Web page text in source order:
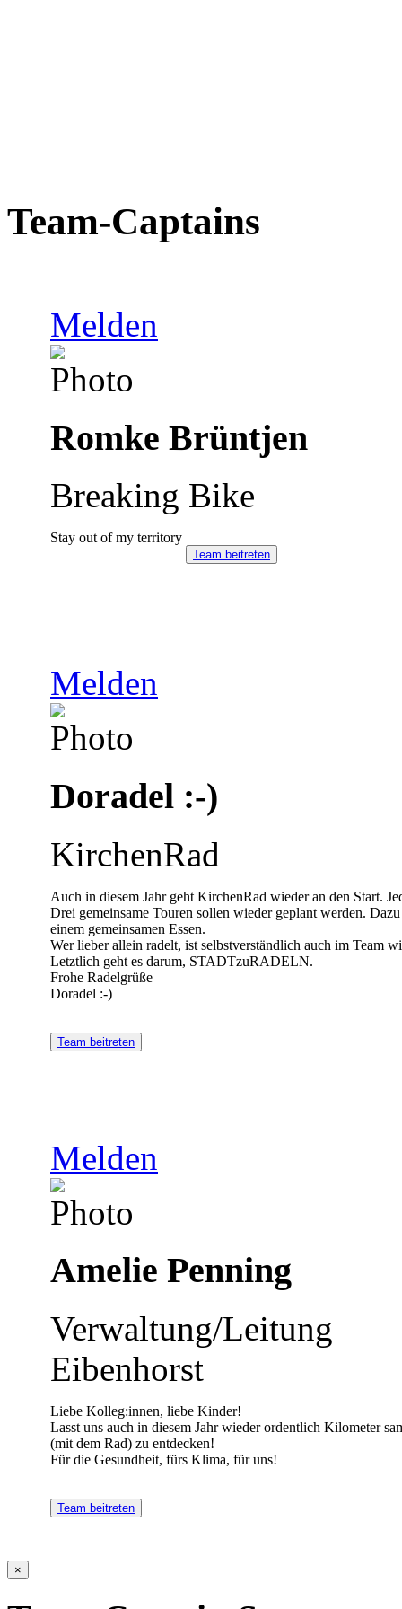
Team-Captains
Melden
Romke Brüntjen
Breaking Bike
Stay out of my territory
Team beitreten
Melden
Doradel :-)
KirchenRad
Auch in diesem Jahr geht KirchenRad wieder an den Start.
Drei gemeinsame Touren sollen wieder geplant werden.
einem gemeinsamen Essen.
Wer lieber allein radelt, ist selbstverständlich auch im Team
Letztlich geht es darum, STADTzuRADELN.
Frohe Radelgrüße
Doradel :-)
Team beitreten
Melden
Amelie Penning
Verwaltung/Leitung
Eibenhorst
Liebe Kolleg:innen, liebe Kinder!
Lasst uns auch in diesem Jahr wieder ordentlich Kilometer
(mit dem Rad) zu entdecken!
Für die Gesundheit, fürs Klima, für uns!
Team beitreten
×